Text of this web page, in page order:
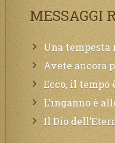
MESSAGGI
Una tempesta magnetica è in corso, questa
Avete ancora pochi istanti per convertirvi, non
Ecco, il tempo è giunto all’unione
L’inganno è alle porte, il disordine degli
Il Dio dell’Eterno Amore grida tutto il Suo